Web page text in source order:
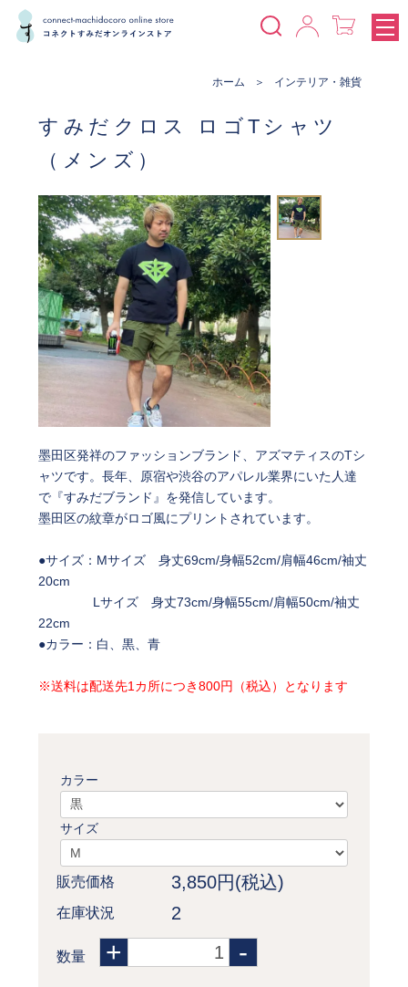
ホーム インテリア・雑貨
すみだクロス ロゴTシャツ
（メンズ）
墨田区発祥のファッションブランド、アズマティスのTシ
ャツです。長年、原宿や渋谷のアパレル業界にいた人達
で『すみだブランド』を発信しています。
墨田区の紋章がロゴ風にプリントされています。
●サイズ：Mサイズ 身丈69cm/身幅52cm/肩幅46cm/袖丈
20cm
Lサイズ 身丈73cm/身幅55cm/肩幅50cm/袖丈
22cm
●カラー：白、黒、青
※送料は配送先1カ所につき800円（税込）となります
カラー
サイズ
販売価格 3,850円(税込)
在庫状況 2
数量 + -